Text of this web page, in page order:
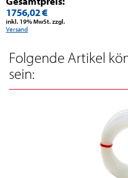
1756,02 €
inkl. 19% MwSt. zzgl.
Versand
Folgende Artikel
sein: